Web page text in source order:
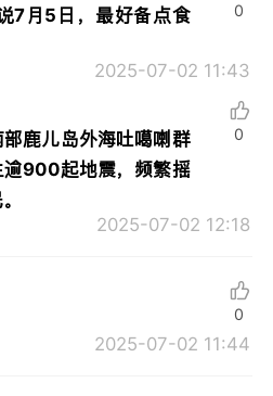
7月5日，最好备点食
2025-07-02 11:43
0
鹿儿岛外海吐噶喇群
逾900起地震，频繁摇
2025-07-02 12:18
0
2025-07-02 11:44
0